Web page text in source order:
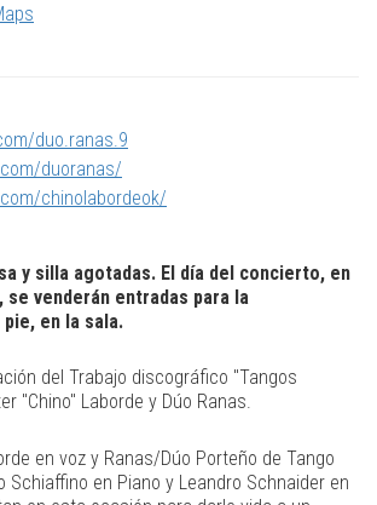
duo.ranas.9
duoranas/
chinolabordeok/
y silla agotadas. El día del concierto, en
venderán entradas para la
en la sala.
del Trabajo discográfico "Tangos
"Chino" Laborde y Dúo Ranas.
en voz y Ranas/Dúo Porteño de Tango
Schiaffino en Piano y Leandro Schnaider en